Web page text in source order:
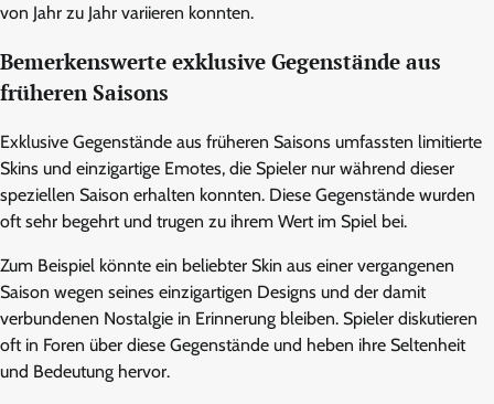
von Jahr zu Jahr variieren konnten.
Bemerkenswerte exklusive Gegenstände aus
früheren Saisons
Exklusive Gegenstände aus früheren Saisons umfassten limitierte
Skins und einzigartige Emotes, die Spieler nur während dieser
speziellen Saison erhalten konnten. Diese Gegenstände wurden
oft sehr begehrt und trugen zu ihrem Wert im Spiel bei.
Zum Beispiel könnte ein beliebter Skin aus einer vergangenen
Saison wegen seines einzigartigen Designs und der damit
verbundenen Nostalgie in Erinnerung bleiben. Spieler diskutieren
oft in Foren über diese Gegenstände und heben ihre Seltenheit
und Bedeutung hervor.